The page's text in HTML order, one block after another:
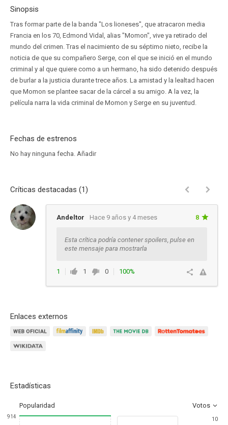
Sinopsis
Tras formar parte de la banda "Los lioneses", que atracaron media
Francia en los 70, Edmond Vidal, alias "Momon", vive ya retirado del
mundo del crimen. Tras el nacimiento de su séptimo nieto, recibe la
noticia de que su compañero Serge, con el que se inició en el mundo
criminal y al que quiere como a un hermano, ha sido detenido después
de burlar a la justicia durante trece años. La amistad y la lealtad hacen
que Momon se plantee sacar de la cárcel a su amigo. A la vez, la
película narra la vida criminal de Momon y Serge en su juventud.
Fechas de estrenos
No hay ninguna fecha. Añadir
Críticas destacadas (1)
Andeltor Hace 9 años y 4 meses 8
Esta crítica podría contener spoilers, pulse en
este mensaje para mostrarla
1 1 0
100%
Enlaces externos
Estadísticas
Popularidad Votos
914
10